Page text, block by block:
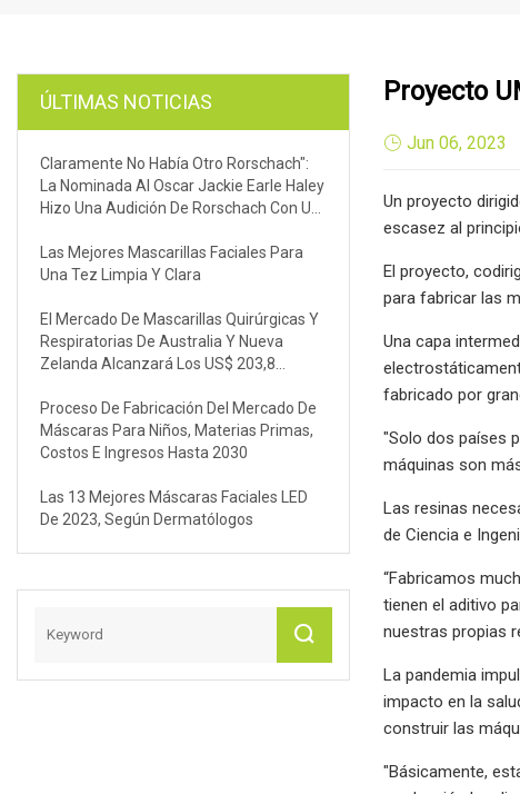
ÚLTIMAS NOTICIAS
Claramente No Había Otro Rorschach":
La Nominada Al Oscar Jackie Earle Haley
Hizo Una Audición De Rorschach Con Un
De Halloween Para Watchmen De Zack
Snyder
Las Mejores Mascarillas Faciales Para
Una Tez Limpia Y Clara
El Mercado De Mascarillas Quirúrgicas Y
Respiratorias De Australia Y Nueva
Zelanda Alcanzará Los US$ 203,8
Proceso De Fabricación Del Mercado De
Máscaras Para Niños, Materias Primas,
Costos E Ingresos Hasta 2030
Las 13 Mejores Máscaras Faciales LED
De 2023, Según Dermatólogos
Proyecto
Jun 06, 2023
Un proyecto
escasez al
El proyecto,
para fabricar las
Una capa
fabricado por
"Solo dos países
máquinas son
Las resinas
de Ciencia e
“Fabricamos
tienen el aditivo
nuestras propias
La pandemia
impacto en la
construir las
"Básicamente,